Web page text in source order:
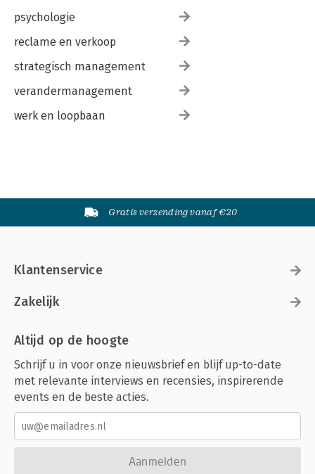
psychologie
reclame en verkoop
strategisch management
verandermanagement
werk en loopbaan
Gratis verzending vanaf €20
Klantenservice
Zakelijk
Altijd op de hoogte
Schrijf u in voor onze nieuwsbrief en blijf up-to-date
met relevante interviews en recensies, inspirerende
events en de beste acties.
Aanmelden